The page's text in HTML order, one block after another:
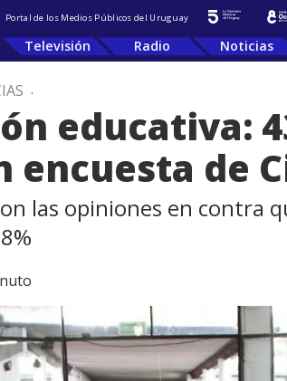
Portal de los Medios Públicos del Uruguay
Televisión Radio Noticias
.
educativa:
encuesta de
las opiniones en contra